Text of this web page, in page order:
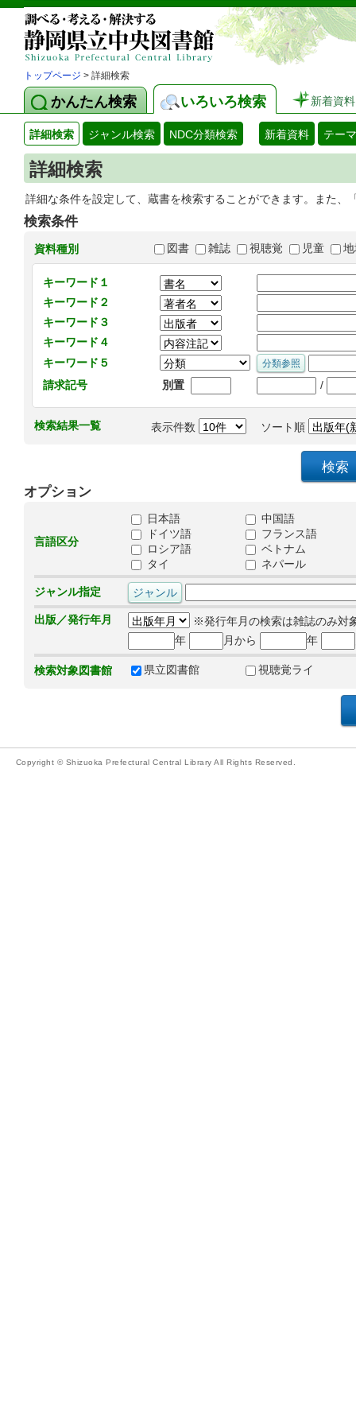
トップページ > 詳細検索
かんたん検索 いろいろ検索 新着資料
詳細検索 ジャンル検索 NDC分類検索 新着資料 テー
詳細検索
詳細な条件を設定して、蔵書を検索することができます。また
検索条件
資料種別 図書 雑誌 視聴覚 児童
キーワード１
キーワード２
キーワード３
キーワード４
キーワード５
請求記号
別置 /
検索結果一覧 表示件数 ソート順
オプション
言語区分
日本語
中国語
ドイツ語
フランス語
ロシア語
ベトナム
タイ
ネパール
ジャンル指定
出版／発行年月
※発行年月の検索は雑誌のみ対
年
月から 年
検索対象図書館 県立図書館 視聴覚ライ
Copyright © Shizuoka Prefectural Central Library All Rights Reserved.